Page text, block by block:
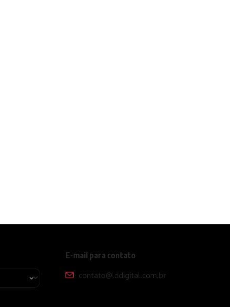
E-mail para contato
contato@lddigital.com.br